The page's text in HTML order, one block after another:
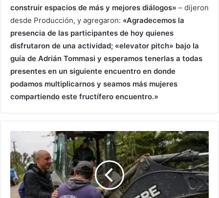
construir espacios de más y mejores diálogos» – dijeron
desde Producción, y agregaron: «Agradecemos la
presencia de las participantes de hoy quienes
disfrutaron de una actividad; «elevator pitch» bajo la
guía de Adrián Tommasi y esperamos tenerlas a todas
presentes en un siguiente encuentro en donde
podamos multiplicarnos y seamos más mujeres
compartiendo este fructífero encuentro.»